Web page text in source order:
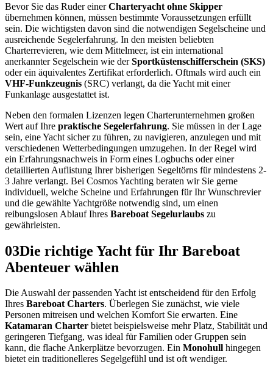
Bevor Sie das Ruder einerCharteryacht ohne Skipper
übernehmen können, müssen bestimmte Voraussetzungen erfüllt
sein. Die wichtigsten davon sind die notwendigen Segelscheine und
ausreichende Segelerfahrung. In den meisten beliebten
Charterrevieren, wie dem Mittelmeer, ist ein international
anerkannter Segelschein wie derSportküstenschifferschein (SKS)
oder ein äquivalentes Zertifikat erforderlich. Oftmals wird auch ein
VHF-Funkzeugnis (SRC) verlangt, da die Yacht mit einer
Funkanlage ausgestattet ist.
Neben den formalen Lizenzen legen Charterunternehmen großen
Wert auf Ihre praktische Segelerfahrung. Sie müssen in der Lage
sein, eine Yacht sicher zu führen, zu navigieren, anzulegen und mit
verschiedenen Wetterbedingungen umzugehen. In der Regel wird
ein Erfahrungsnachweis in Form eines Logbuchs oder einer
detaillierten Auflistung Ihrer bisherigen Segeltörns für mindestens 2-
3 Jahre verlangt. Bei Cosmos Yachting beraten wir Sie gerne
individuell, welche Scheine und Erfahrungen für Ihr Wunschrevier
und die gewählte Yachtgröße notwendig sind, um einen
reibungslosen Ablauf Ihres Bareboat Segelurlaubs zu
gewährleisten.
03Die richtige Yacht für Ihr Bareboat
Abenteuer wählen
Die Auswahl der passenden Yacht ist entscheidend für den Erfolg
Ihres Bareboat Charters. Überlegen Sie zunächst, wie viele
Personen mitreisen und welchen Komfort Sie erwarten. Eine
Katamaran Charter bietet beispielsweise mehr Platz, Stabilität und
geringeren Tiefgang, was ideal für Familien oder Gruppen sein
kann, die flache Ankerplätze bevorzugen. Ein Monohull hingegen
bietet ein traditionelleres Segelgefühl und ist oft wendiger.